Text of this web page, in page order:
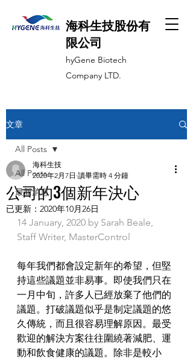
海科生技股份有
限公司
hyGene Biotech
Company LTD.
文章
All Posts
最新消息
All Posts
公司的3個新年決心
海科生技
2020年2月7日 讀畢需時 4 分鐘
已更新： 2020年10月26日
14 January, 2020 by Sarah Beale,
Staff Writer, MasterControl
每年我們都會設定新年的希望，但堅
持這些議題並非易事。即使我們只在
一月中旬，許多人已經放棄了他們的
議題。打破議題似乎是制定議題的悠
久傳統，而且很容易理解原因。最受
歡迎的解決方案往往圍繞著減肥、運
動和飲食健康的議題。除非是較小